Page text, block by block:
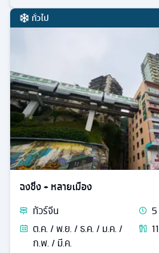
ทั่วไป
ฉงชิ่ง + หลายเมือง
ทัวร์จีน 5
ต.ค. / พ.ย. / ธ.ค. / ม.ค. /
ก.พ. / มี.ค.
11